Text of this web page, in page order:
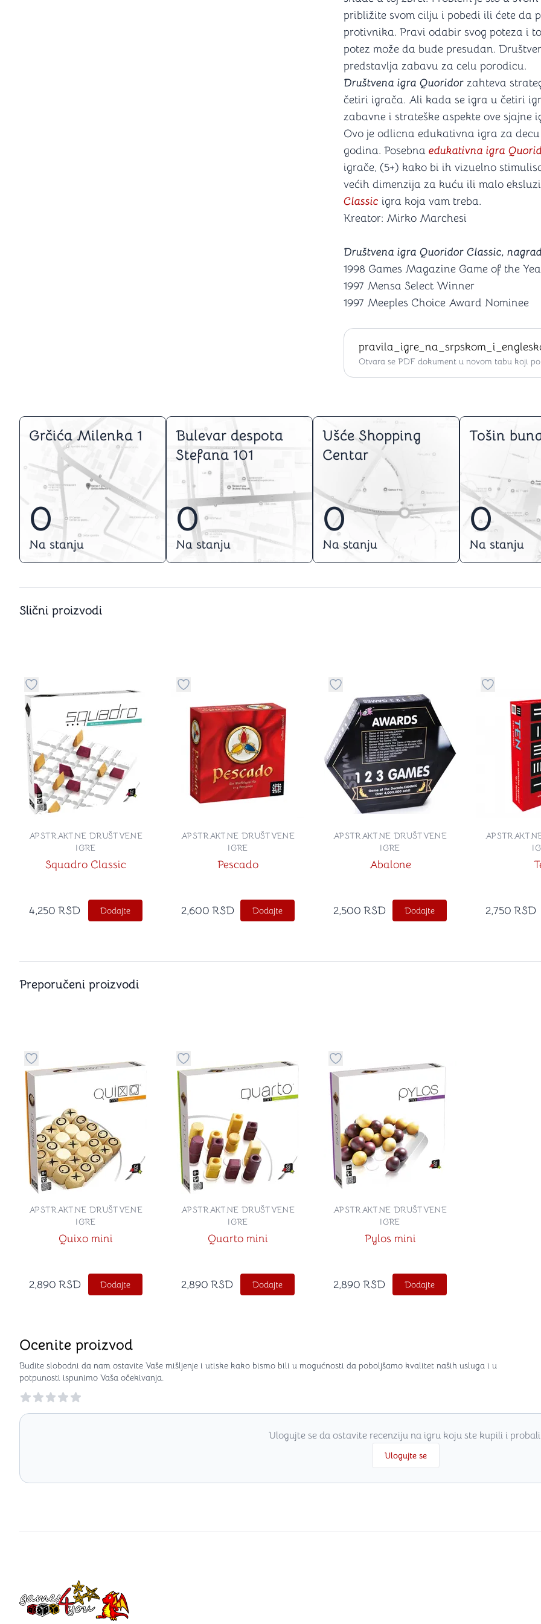
približite svom cilju i pobedi ili ćete da
protivnika. Pravi odabir svog poteza i
potez može da bude presudan.
predstavlja zabavu za celu porodicu.
Društvena igra Quoridor zahteva
četiri igrača. Ali kada se igra u četiri
zabavne i strateške aspekte ove sjajne
Ovo je odlicna edukativna igra za
godina. Posebna edukativna igra
igrače, (5+) kako bi ih vizuelno
većih dimenzija za kuću ili malo
Classic igra koja vam treba.
Kreator: Mirko Marchesi
Društvena igra Quoridor Classic,
1998 Games Magazine Game of the
1997 Mensa Select Winner
1997 Meeples Choice Award Nominee
Otvara se PDF dokument u novom tabu koji
Grčića Milenka 1
0
Na stanju
Bulevar despota
Stefana 101
0
Na stanju
Ušće Shopping
Centar
0
Na stanju
Tošin
0
Na stanju
Slični proizvodi
Dugme za dodavanje stvari u kategoriju omiljeno
Squadro Classic
APSTRAKTNE DRUŠTVENE
IGRE
4,250 RSD Dodajte
Dugme za dodavanje stvari u kategoriju omiljeno
Pescado
APSTRAKTNE DRUŠTVENE
IGRE
2,600 RSD Dodajte
Dugme za dodavanje stvari u kategoriju omiljeno
Abalone
APSTRAKTNE DRUŠTVENE
IGRE
2,500 RSD Dodajte
Dugme za
2,750 RSD
Preporučeni proizvodi
Dugme za dodavanje stvari u kategoriju omiljeno
Quixo mini
APSTRAKTNE DRUŠTVENE
IGRE
2,890 RSD Dodajte
Dugme za dodavanje stvari u kategoriju omiljeno
Quarto mini
APSTRAKTNE DRUŠTVENE
IGRE
2,890 RSD Dodajte
Dugme za dodavanje stvari u kategoriju omiljeno
Pylos mini
APSTRAKTNE DRUŠTVENE
IGRE
2,890 RSD Dodajte
Ocenite proizvod
Budite slobodni da nam ostavite Vaše mišljenje i utiske kako bismo bili u mogućnosti da poboljšamo kvalitet naših usluga i u
potpunosti ispunimo Vaša očekivanja.
Reviews
Ulogujte se da ostavite recenziju na igru koju ste kupili i
Ulogujte se
Games4you logo